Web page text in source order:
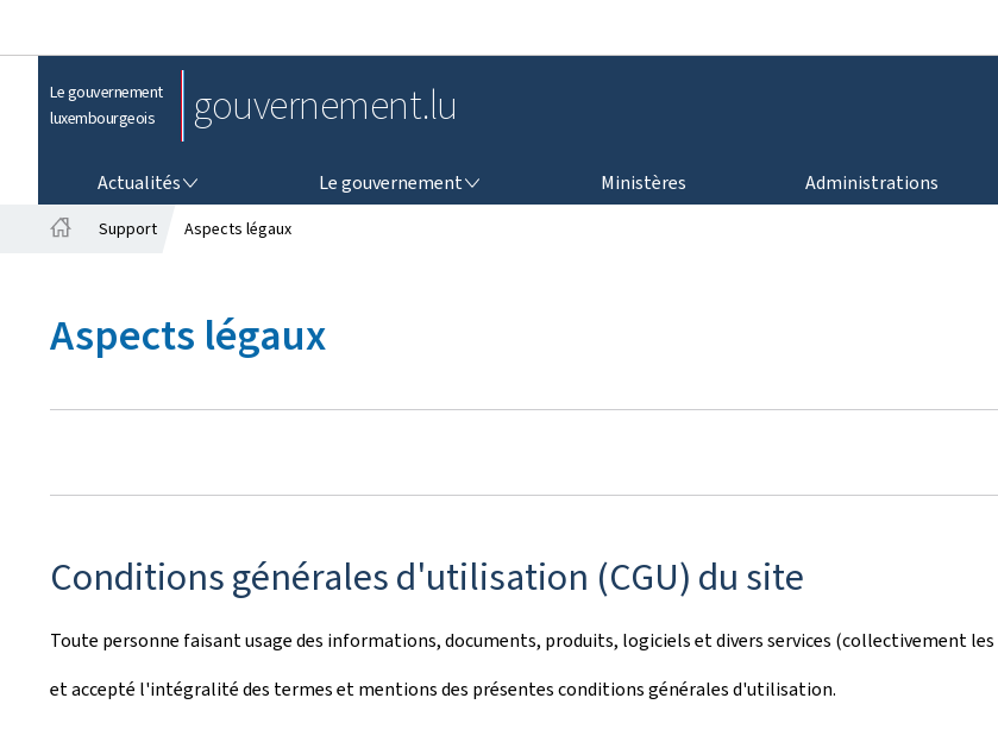
Le gouvernement
luxembourgeois
gouvernement.lu
Actualités Le gouvernement Ministères Administrations
u
e
Support Aspects légaux
Aspects légaux
Conditions générales d'utilisation (CGU) du site
Toute personne faisant usage des informations, documents, produits, logiciels et divers services (collectivement les
et accepté l'intégralité des termes et mentions des présentes conditions générales d'utilisation.